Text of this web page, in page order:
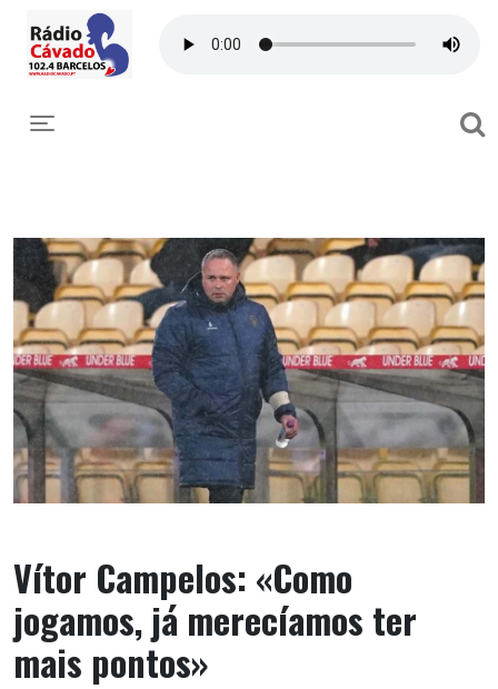
Toggle navigation
Vítor Campelos: «Como
jogamos, já merecíamos ter
mais pontos»